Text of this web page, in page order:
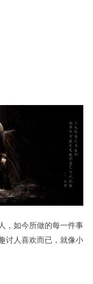
，如今所做的每一件事
讨人喜欢而已，就像小